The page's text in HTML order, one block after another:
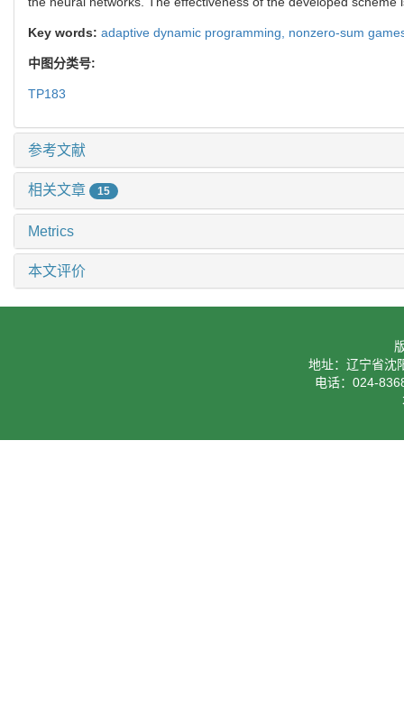
Key words: adaptive dynamic programming, nonzero-sum
中图分类号:
TP183
参考文献
相关文章 15
Metrics
本文评价
地址：辽宁省沈
电话：024-